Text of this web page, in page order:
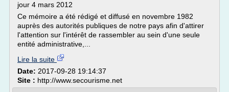
jour 4 mars 2012
Ce mémoire a été rédigé et diffusé en novembre 1982
auprès des autorités publiques de notre pays afin d'attirer
l'attention sur l'intérêt de rassembler au sein d'une seule
entité administrative,...
Lire la suite
Date: 2017-09-28 19:14:37
Site : http://www.secourisme.net